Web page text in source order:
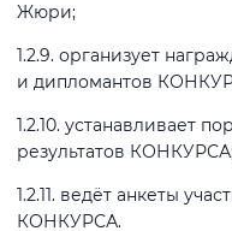
Жюри;
1.2.9. организует
и дипломантов
1.2.10. устанавливает
результатов
1.2.11. ведёт анкеты
КОНКУРСА.